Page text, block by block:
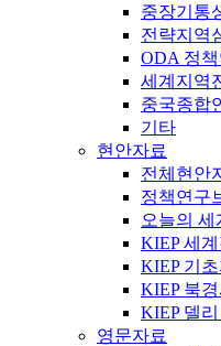
중장기통
전략지역
ODA 정
세계지역
중국종합
기타
현안자료
전체현안
정책연구
오늘의 세
KIEP 세
KIEP 기
KIEP 북
KIEP 델
영문자료